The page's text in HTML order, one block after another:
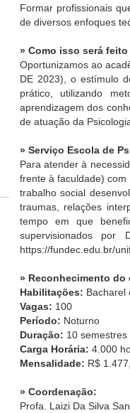
Formar profissionais
de diversos enfoques
» Como isso será
Oportunizamos ao
DE 2023), o estímulo
prático, utilizando
aprendizagem dos
de atuação da
» Serviço Escola de
Para atender à
frente à faculdade)
trabalho social
traumas, relações
tempo em que
supervisionados por
https://fundec.edu.br/
» Reconhecimento do
Habilitações: Bacharel
Vagas: 100
Período: Noturno
Duração: 10 semestres
Carga Horária: 4.000
Mensalidade: R$
» Coordenação:
Profa. Laizi Da Silva